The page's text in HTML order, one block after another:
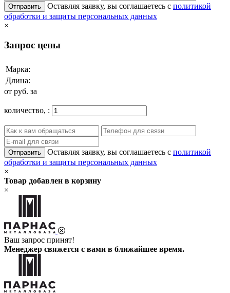
Отправить Оставляя заявку, вы соглашаетесь с политикой
обработки и защиты персональных данных
×
Запрос цены
Марка:
Длина:
от руб. за
количество, :
Отправить Оставляя заявку, вы соглашаетесь с политикой
обработки и защиты персональных данных
×
Товар добавлен в корзину
×
Ваш запрос принят!
Менеджер свяжется с вами в ближайшее время.